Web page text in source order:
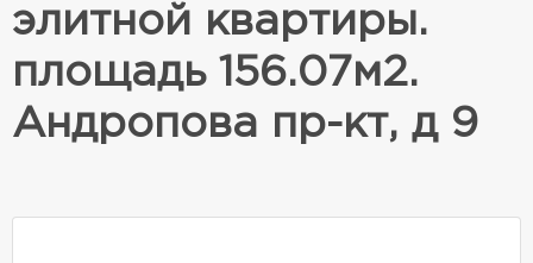
элитной квартиры.
площадь 156.07м2.
Андропова пр-кт, д 9